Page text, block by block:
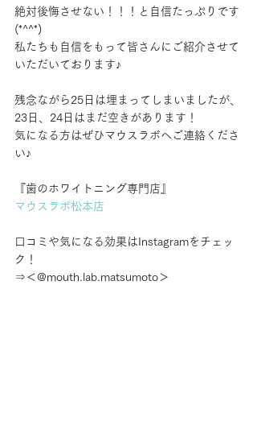
絶対後悔させない！！！と自信たっぷりです
(*^^*)
私たちも自信をもって皆さんにご紹介させて
いただいております♪
残念ながら25日は埋まってしまいましたが、
23日、24日はまだ空きがあります！
気になる方はぜひマウスラボへご連絡くださ
い♪
『歯のホワイトニング専門店』
マウスラボ松本店
口コミや気になる効果はInstagramをチェッ
ク！
⇒＜@mouth.lab.matsumoto＞